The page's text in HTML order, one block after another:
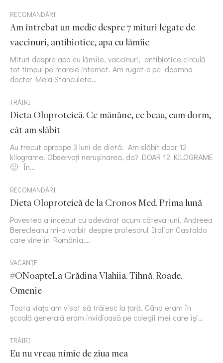
RECOMANDĂRI
Am întrebat un medic despre 7 mituri legate de
vaccinuri, antibiotice, apa cu lămîie
Mituri despre apa cu lămîie, vaccinuri, antibiotice circulă
tot timpul pe marele internet. Am rugat-o pe doamna
doctor Mela Stanculete…
TRĂIRI
Dieta Oloproteică. Ce mănânc, ce beau, cum dorm,
cât am slăbit
Au trecut aproape 3 luni de dietă. Am slăbit doar 12
kilograme. Observați nerușinarea, da? DOAR 12 KILOGRAME
🙂 În…
RECOMANDĂRI
Dieta Oloproteică de la Cronos Med. Prima lună
Povestea a început cu adevărat acum câteva luni. Andreea
Berecleanu mi-a vorbit despre profesorul Italian Castaldo
care vine în România,…
VACANȚE
#ONoapteLa Grădina Vlahiia. Tihnă. Roade.
Omenie
Toata viața am visat să trăiesc la țară. Când eram în
școală generală eram invidioasă pe colegii mei care își…
TRĂIRI
Eu nu vreau nimic de ziua mea